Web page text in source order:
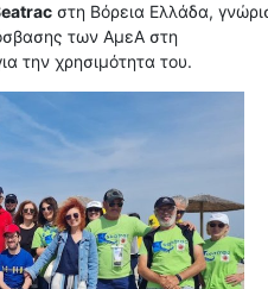
στη Βόρεια Ελλάδα,
των ΑμεΑ στη
την χρησιμότητα του.